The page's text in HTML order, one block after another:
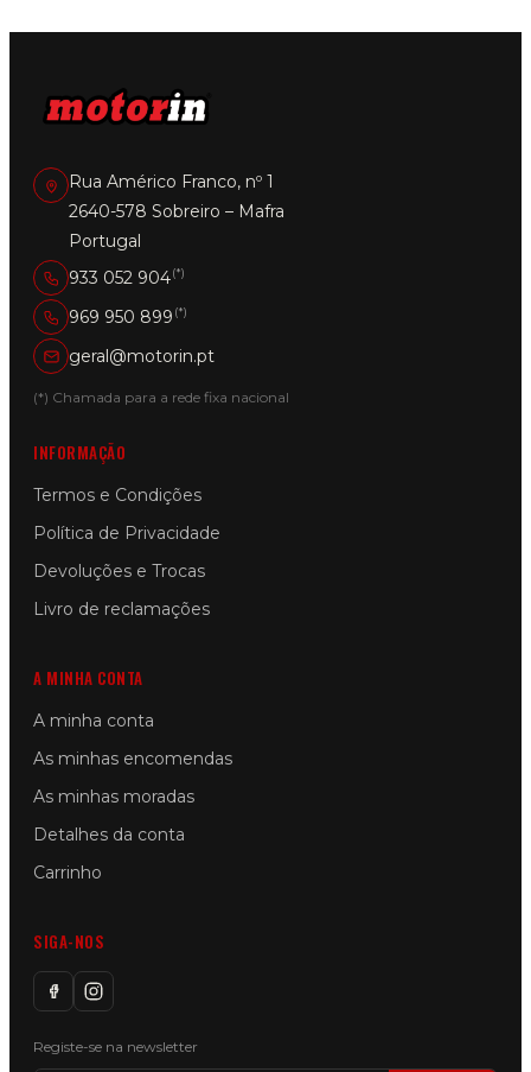
Rua Américo Franco, nº 1
2640-578 Sobreiro – Mafra
Portugal
933 052 904(*)
969 950 899 (*)
geral@motorin.pt
(*) Chamada para a rede fixa nacional
INFORMAÇÃO
Termos e Condições
Política de Privacidade
Devoluções e Trocas
Livro de reclamações
A MINHA CONTA
A minha conta
As minhas encomendas
As minhas moradas
Detalhes da conta
Carrinho
SIGA-NOS
Registe-se na newsletter